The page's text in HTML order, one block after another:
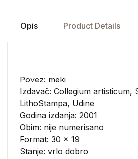
Opis Product Details
Povez: meki
Izdavač: Collegium artisticum,
LithoStampa, Udine
Godina izdanja: 2001
Obim: nije numerisano
Format: 30 x 19
Stanje: vrlo dobro